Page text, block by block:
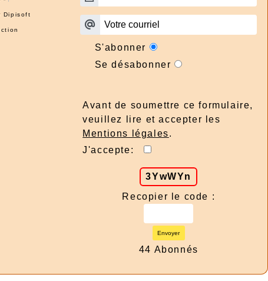
Dipisoft
S'abonner
Se désabonner
Avant de soumettre ce formulaire,
veuillez lire et accepter les
Mentions légales.
J'accepte:
3YwWYn
Recopier le code :
Envoyer
44 Abonnés